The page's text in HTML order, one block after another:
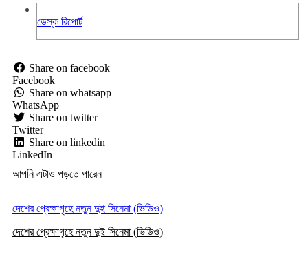
ডেস্ক রিপোর্ট
Share on facebook
Facebook
Share on whatsapp
WhatsApp
Share on twitter
Twitter
Share on linkedin
LinkedIn
আপনি এটাও পড়তে পারেন
দেশের প্রেক্ষাগৃহে নতুন দুই সিনেমা (ভিডিও)
দেশের প্রেক্ষাগৃহে নতুন দুই সিনেমা (ভিডিও)